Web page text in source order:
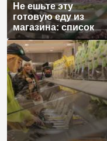
Не ешьте эту
готовую еду из
магазина: список